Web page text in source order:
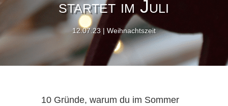
startet im Juli
12.07.23 Weihnachtszeit
10 Gründe, warum du im Sommer